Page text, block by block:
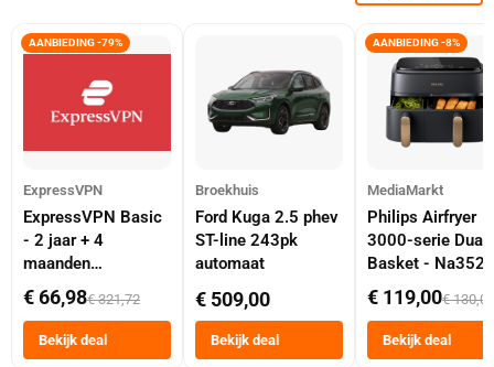
AANBIEDING -79%
ExpressVPN
ExpressVPN Basic
- 2 jaar + 4
maanden
abonnement
€ 66,98€ 321,72
Bekijk deal
Broekhuis
Ford Kuga 2.5 phev
ST-line 243pk
automaat
€ 509,00
Bekijk deal
AANBIEDING -8%
MediaMarkt
Philips Airfryer
3000-serie Dual
Basket -
Dubbele Mand 9
Tot 6 Personen
Heteluchtfriteuse
Zwart
€ 119,00€ 130,00
Bekijk deal